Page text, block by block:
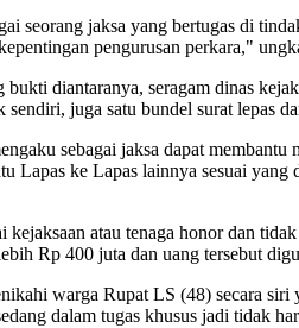
seorang jaksa yang bertugas di
pengurusan perkara,"
bukti diantaranya, seragam dinas
sendiri, juga satu bundel surat
sebagai jaksa dapat
Lapas ke Lapas lainnya sesuai
atau tenaga honor dan
Rp 400 juta dan uang tersebut
warga Rupat LS (48) secara
dalam tugas khusus jadi tidak